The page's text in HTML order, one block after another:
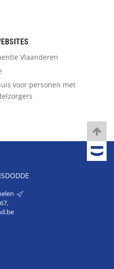
Vlaanderen
voor personen met